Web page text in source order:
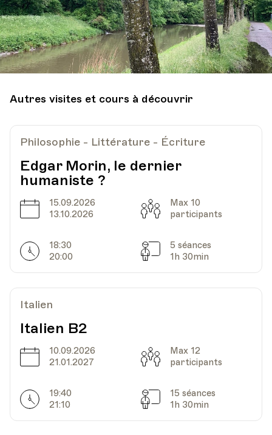
Autres visites et cours à découvrir
Philosophie - Littérature - Écriture
Edgar Morin, le dernier
humaniste ?
Date
15.09.2026
13.10.2026
Capacité
Max 10
participants
Horarires
18:30
20:00
Séances
5 séances
1h 30min
Italien
Italien B2
Date
10.09.2026
21.01.2027
Capacité
Max 12
participants
Horarires
19:40
21:10
Séances
15 séances
1h 30min